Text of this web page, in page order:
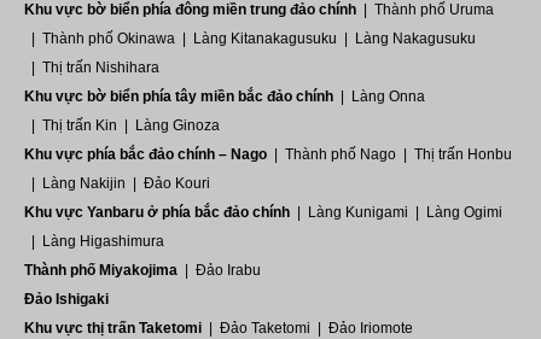
Khu vực bờ biển phía đông miền trung đảo chính
Thành phố Uruma
Thành phố Okinawa
Làng Kitanakagusuku
Làng Nakagusuku
Thị trấn Nishihara
Khu vực bờ biển phía tây miền bắc đảo chính
Làng Onna
Thị trấn Kin
Làng Ginoza
Khu vực phía bắc đảo chính – Nago
Thành phố Nago
Thị trấn Honbu
Làng Nakijin
Đảo Kouri
Khu vực Yanbaru ở phía bắc đảo chính
Làng Kunigami
Làng Ogimi
Làng Higashimura
Thành phố Miyakojima
Đảo Irabu
Đảo Ishigaki
Khu vực thị trấn Taketomi
Đảo Taketomi
Đảo Iriomote